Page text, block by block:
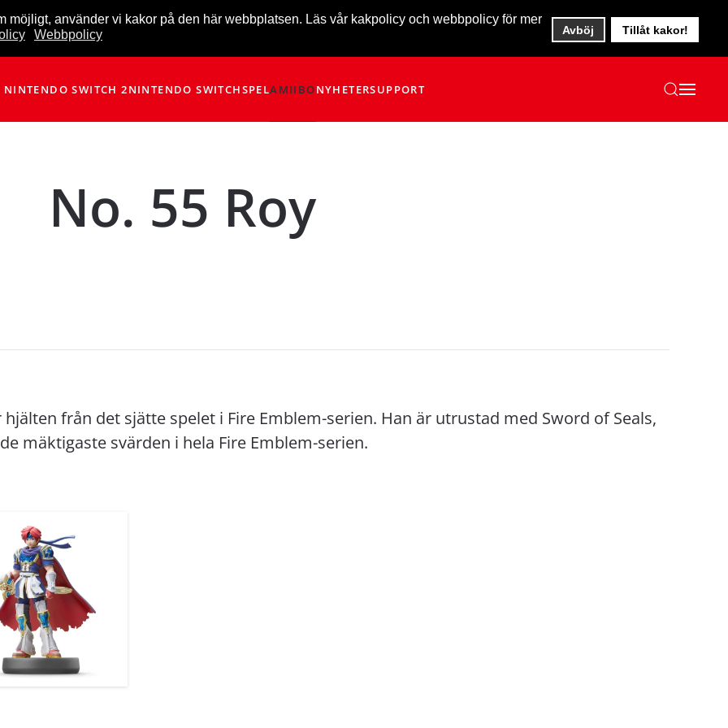
möjligt, använder vi kakor på den här webbplatsen. Läs vår kakpolicy och webbpolicy för mer
Webbpolicy Avböj Tillåt kakor!
NINTENDO SWITCH 2NINTENDO SWITCHSPELAMIIBONYHETERSUPPORT
No. 55 Roy
hjälten från det sjätte spelet i Fire Emblem-serien. Han är utrustad med Sword of Seals,
mäktigaste svärden i hela Fire Emblem-serien.